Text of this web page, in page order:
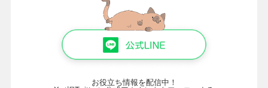
お役立ち情報を配信中！